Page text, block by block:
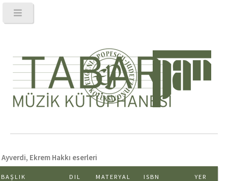
Ayverdi, Ekrem Hakkı eserleri
BAŞLIK DIL MATERYAL ISBN
YER